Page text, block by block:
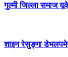
गुल्मी जिल्ला समाज
शाइन रेसुङ्गा